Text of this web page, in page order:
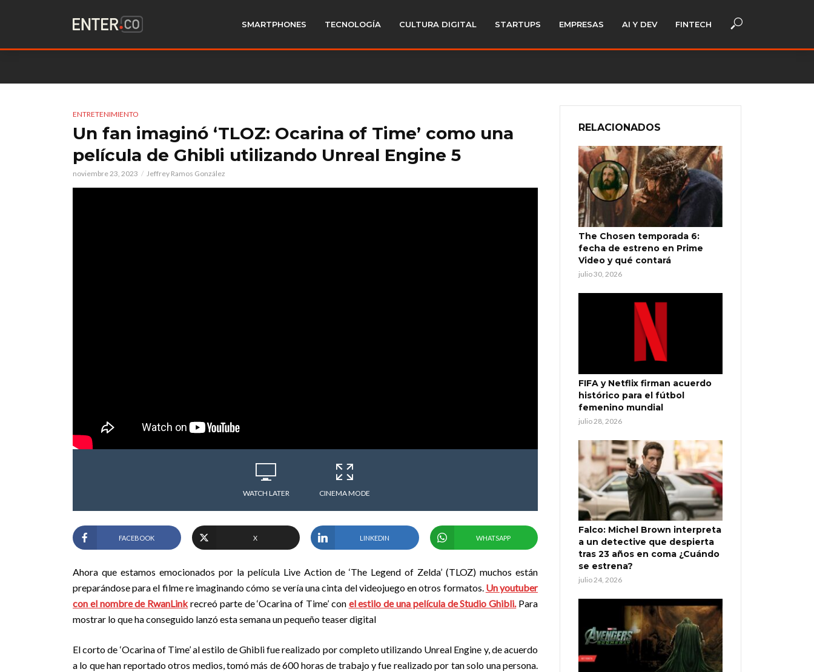
SMARTPHONES TECNOLOGÍA CULTURA DIGITAL STARTUPS EMPRESAS AI Y DEV FINTECH
ENTRETENIMIENTO
Un fan imaginó ‘TLOZ: Ocarina of Time’ como una
película de Ghibli utilizando Unreal Engine 5
noviembre 23, 2023 Jeffrey Ramos González
WATCH LATER CINEMA MODE
FACEBOOK X LINKEDIN WHATSAPP
Ahora que estamos emocionados por la película Live Action de ‘The Legend of Zelda’ (TLOZ) muchos están
preparándose para el filme re imaginando cómo se vería una cinta del videojuego en otros formatos. Un youtuber
con el nombre de RwanLinkrecreó parte de ‘Ocarina of Time’ con el estilo de una película de Studio Ghibli.Para
mostrar lo que ha conseguido lanzó esta semana un pequeño teaser digital
El corto de ‘Ocarina of Time’ al estilo de Ghibli fue realizado por completo utilizando Unreal Engine y, de acuerdo
a lo que han reportado otros medios, tomó más de 600 horas de trabajo y fue realizado por tan solo una persona.
RELACIONADOS
The Chosen temporada 6:
fecha de estreno en Prime
Video y qué contará
julio 30, 2026
FIFA y Netflix firman acuerdo
histórico para el fútbol
femenino mundial
julio 28, 2026
Falco: Michel Brown interpreta
a un detective que despierta
tras 23 años en coma ¿Cuándo
se estrena?
julio 24, 2026